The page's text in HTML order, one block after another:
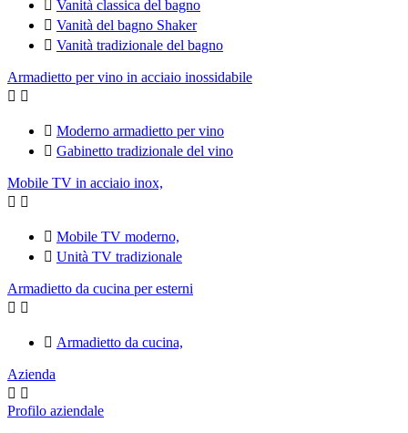
 Vanità classica del bagno
 Vanità del bagno Shaker
 Vanità tradizionale del bagno
Armadietto per vino in acciaio inossidabile
 
 Moderno armadietto per vino
 Gabinetto tradizionale del vino
Mobile TV in acciaio inox,
 
 Mobile TV moderno,
 Unità TV tradizionale
Armadietto da cucina per esterni
 
 Armadietto da cucina,
Azienda
 
Profilo aziendale